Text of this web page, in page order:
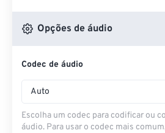
Do OneDrive
Opções de áudio
Codec de áudio
Auto
Escolha um codec para codificar ou
áudio. Para usar o codec mais